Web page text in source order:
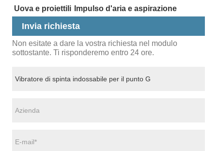
Uova e proiettili
Impulso d'aria e aspirazione
Invia richiesta
Non esitate a dare la vostra richiesta nel modulo
sottostante. Ti risponderemo entro 24 ore.